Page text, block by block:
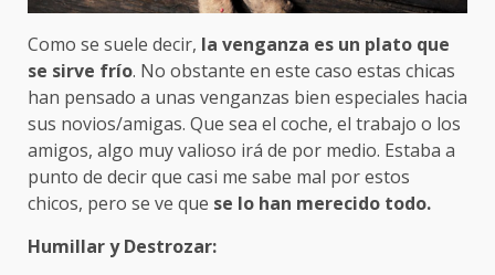
Como se suele decir, la venganza es un plato que
se sirve frío. No obstante en este caso estas chicas
han pensado a unas venganzas bien especiales hacia
sus novios/amigas. Que sea el coche, el trabajo o los
amigos, algo muy valioso irá de por medio. Estaba a
punto de decir que casi me sabe mal por estos
chicos, pero se ve que se lo han merecido todo.
Humillar y Destrozar: